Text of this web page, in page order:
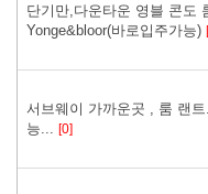
단기만,다운타운 영블 콘도
Yonge&bloor(바로입주가능)
서브웨이 가까운곳 , 룸 랜
능... [0]